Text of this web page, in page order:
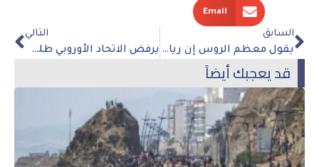
Email
السابق
يقول معظم الروس إن رياضيينا سيتم حظرهم حتى بدون الصراع مع أوكرانيا
التالي
يرفض الاتحاد الأوروبي طلب موسكو للدفع بالروبل مقابل الغاز
قد يعجبك أيضاً